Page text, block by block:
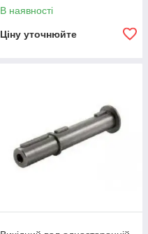
В наявності
Ціну уточнюйте